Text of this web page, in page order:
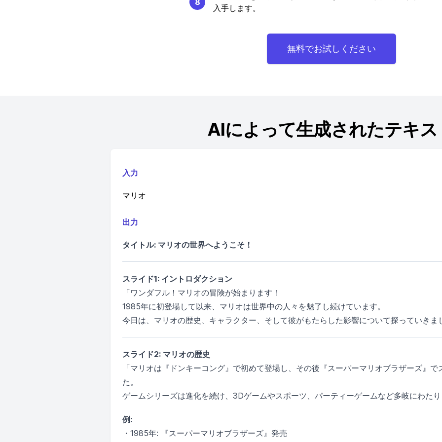
8
入手します。
無料でお試しください
AIによって生成されたテキス
入力
マリオ
出力
タイトル: マリオの世界へようこそ！
スライド1: イントロダクション
「ワンダフル！マリオの冒険が始まります！
1985年に初登場して以来、マリオは世界中の人々を魅了し続けています。
今日は、マリオの歴史、キャラクター、そして彼がもたらした影響について探っていきま
スライド2: マリオの歴史
「マリオは『ドンキーコング』で初めて登場し、その後『スーパーマリオブラザーズ』
た。
ゲームシリーズは進化を続け、3Dゲームやスポーツ、パーティーゲームなど多岐にわた
例:
・1985年: 『スーパーマリオブラザーズ』発売